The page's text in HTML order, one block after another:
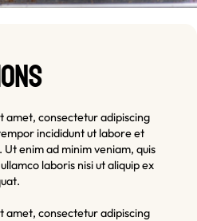
amet, consectetur adipiscing
incididunt ut labore et
enim ad minim veniam, quis
laboris nisi ut aliquip ex
amet, consectetur adipiscing